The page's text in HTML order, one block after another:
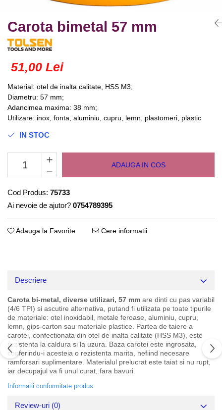
Scule pentru instalatii
Scule pentru taiat
Instrumete masura/accesorii
Accesorii si consumabile
Biti si truse biti
Discuri
Pile si raspile
Dalti si spituri
Alte unelte si accesorii
Feronerie
Motoare universale
Unelte casa
Carota bimetal 57 mm
51,00 Lei
Material: otel de inalta calitate, HSS M3;
Diametru: 57 mm;
Adancimea maxima: 38 mm;
Utilizare: inox, fonta, aluminiu, cupru, lemn, plastomeri, plastic
IN STOC
ADAUGA IN COS
Cod Produs: 75733
Ai nevoie de ajutor? 0754789395
Adauga la Favorite Cere informatii
Descriere
Carota bi-metal, diverse utilizari, 57 mm are dinti cu pas variabil
(4/6 TPI) si ascutire alternativa, putand fi utilizata pe toate tipurile
de materiale: otel inoxidabil, metale feroase, aluminiu, cupru,
lemn, gips-carton sau materiale plastice. Partea de taiere a
carotei, confectionata din otel de inalta calitate (HSS M3), este
rezistenta la caldura si la uzura. Baza carotei este ingrosata,
conferindu-i acesteia o rezistenta marita, nefiind necesare
ramforsari suplimentare. Materialul prelucrat este taiat si nu rupt,
iar decupajul va fi unul curat, fara bavuri.
Informatii conformitate produs
Review-uri (0)